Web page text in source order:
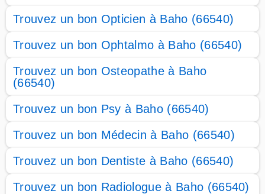
Trouvez un bon Opticien à Baho (66540)
Trouvez un bon Ophtalmo à Baho (66540)
Trouvez un bon Osteopathe à Baho
(66540)
Trouvez un bon Psy à Baho (66540)
Trouvez un bon Médecin à Baho (66540)
Trouvez un bon Dentiste à Baho (66540)
Trouvez un bon Radiologue à Baho (66540)